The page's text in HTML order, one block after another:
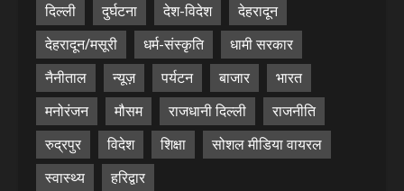
दिल्ली
दुर्घटना देश-विदेश
देहरादून
देहरादून/मसूरी
धर्म-संस्कृति
धामी सरकार
नैनीताल
न्यूज़ पर्यटन बाजार
भारत
मनोरंजन
मौसम राजधानी दिल्ली
राजनीति
रुद्रपुर
विदेश शिक्षा
सोशल मीडिया वायरल
स्वास्थ्य
हरिद्वार